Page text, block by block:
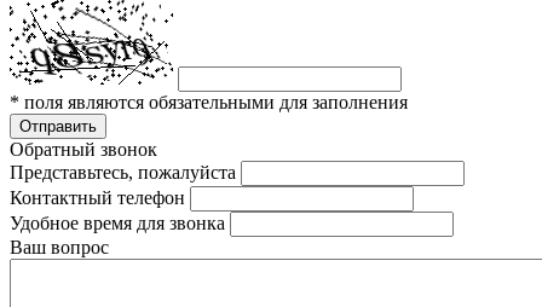
* поля являются обязательными для заполнения
Отправить
Обратный звонок
Представьтесь, пожалуйста
Контактный телефон
Удобное время для звонка
Ваш вопрос